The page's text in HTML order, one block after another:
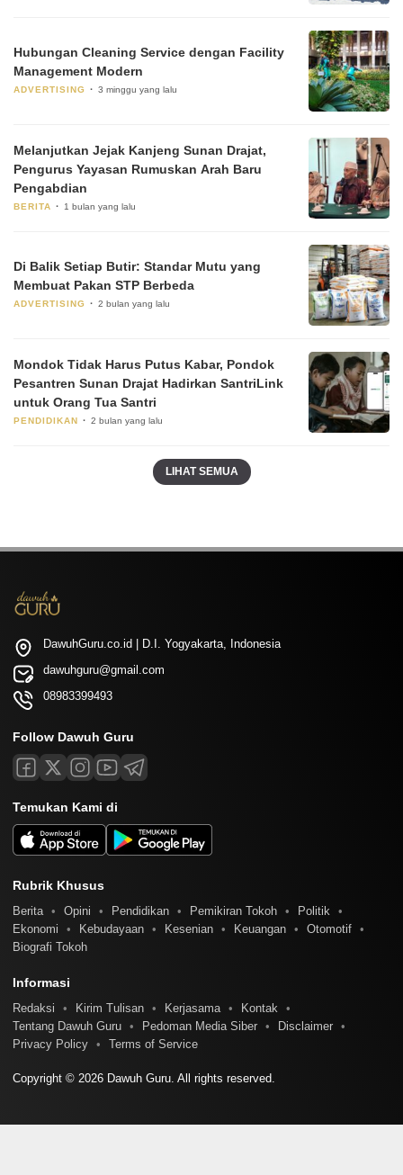
Hubungan Cleaning Service dengan Facility
Management Modern
ADVERTISING 3 minggu yang lalu
Melanjutkan Jejak Kanjeng Sunan Drajat,
Pengurus Yayasan Rumuskan Arah Baru
Pengabdian
BERITA 1 bulan yang lalu
Di Balik Setiap Butir: Standar Mutu yang
Membuat Pakan STP Berbeda
ADVERTISING 2 bulan yang lalu
Mondok Tidak Harus Putus Kabar, Pondok
Pesantren Sunan Drajat Hadirkan SantriLink
untuk Orang Tua Santri
PENDIDIKAN 2 bulan yang lalu
LIHAT SEMUA
DawuhGuru.co.id | D.I. Yogyakarta, Indonesia
dawuhguru@gmail.com
08983399493
Follow Dawuh Guru
Temukan Kami di
Rubrik Khusus
Berita Opini Pendidikan Pemikiran Tokoh
Politik
Ekonomi
Kebudayaan Kesenian Keuangan
Otomotif
Biografi Tokoh
Informasi
Redaksi Kirim Tulisan Kerjasama
Kontak
Tentang Dawuh Guru
Pedoman Media Siber
Disclaimer
Privacy Policy
Terms of Service
Copyright © 2026 Dawuh Guru. All rights reserved.